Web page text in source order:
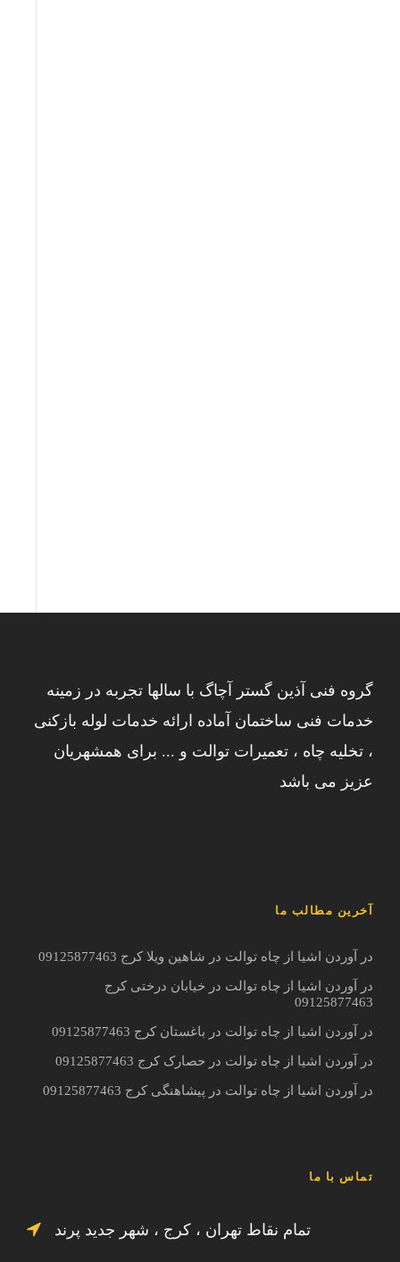
گروه فنی آذین گستر آچاگ با سالها تجربه در زمینه
خدمات فنی ساختمان آماده ارائه خدمات لوله بازکنی
، تخلیه چاه ، تعمیرات توالت و ... برای همشهریان
عزیز می باشد
آخرین مطالب ما
در آوردن اشیا از چاه توالت در شاهین ویلا کرج 09125877463
در آوردن اشیا از چاه توالت در خیابان درختی کرج
09125877463
در آوردن اشیا از چاه توالت در باغستان کرج 09125877463
در آوردن اشیا از چاه توالت در حصارک کرج 09125877463
در آوردن اشیا از چاه توالت در پیشاهنگی کرج 09125877463
تماس با ما
تمام نقاط تهران ، کرج ، شهر جدید پرند